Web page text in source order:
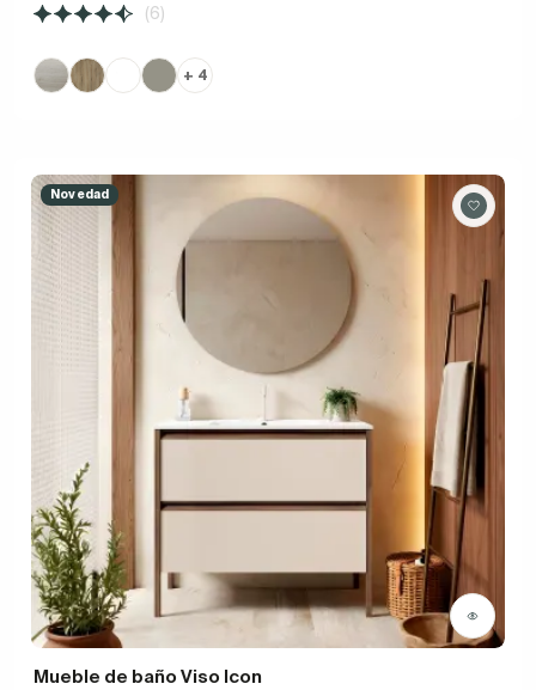
(6)
+ 4
Novedad
Mueble de baño Viso Icon